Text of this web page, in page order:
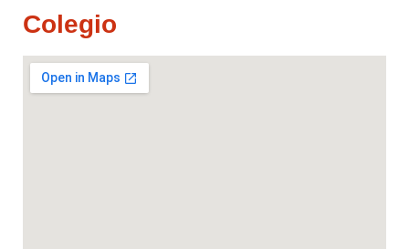
Colegio